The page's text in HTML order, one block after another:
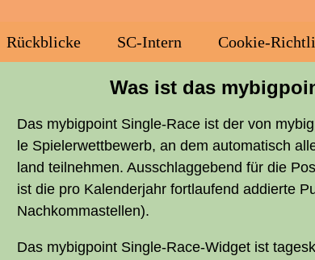
Rück­bli­cke SC-Intern Coo­kie-
Was ist das
Das mybig­point Sin­gle-Race ist der von
le Spie­ler­wett­be­werb, an dem auto­ma­tisch
land teil­neh­men. Aus­schlag­ge­bend für die
ist die pro Kalen­der­jahr fort­lau­fend addier­te
Nachkommastellen).
Das mybig­point Sin­gle-Race-Wid­get ist